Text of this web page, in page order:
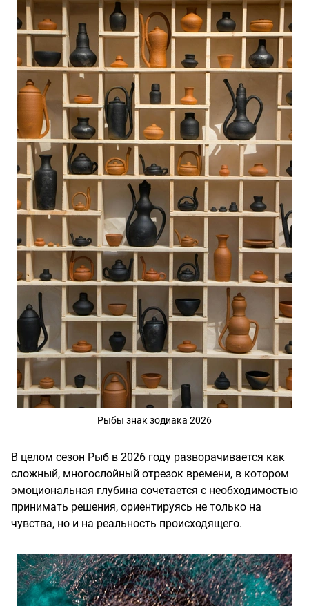
Рыбы знак зодиака 2026
В целом сезон Рыб в 2026 году разворачивается как
сложный, многослойный отрезок времени, в котором
эмоциональная глубина сочетается с необходимостью
принимать решения, ориентируясь не только на
чувства, но и на реальность происходящего.